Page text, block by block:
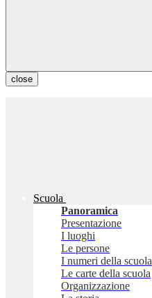
close
Scuola
Panoramica
Presentazione
I luoghi
Le persone
I numeri della scuola
Le carte della scuola
Organizzazione